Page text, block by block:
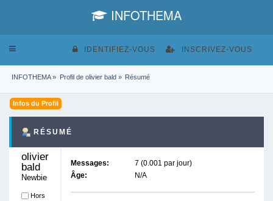
INFOTHEMA
Toggle
IDENTIFIEZ-VOUS INSCRIVEZ-VOUS
INFOTHEMA» Profil de olivier bald » Résumé
Infos du Profil
RÉSUMÉ
olivier
bald
Newbie
Hors
Messages:
7 (0.001 par jour)
Âge:
N/A